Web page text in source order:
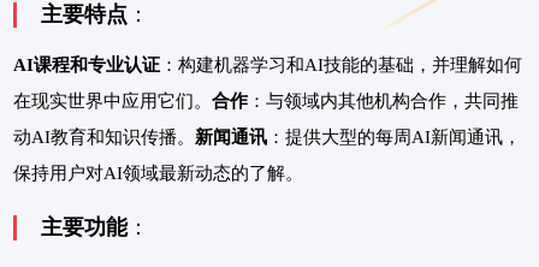
主要特点 ：
AI课程和专业认证 ：构建机器学习和AI技能的基础，并理解如何
在现实世界中应用它们。 合作 ：与领域内其他机构合作，共同推
动AI教育和知识传播。 新闻通讯 ：提供大型的每周AI新闻通讯，
保持用户对AI领域最新动态的了解。
主要功能：